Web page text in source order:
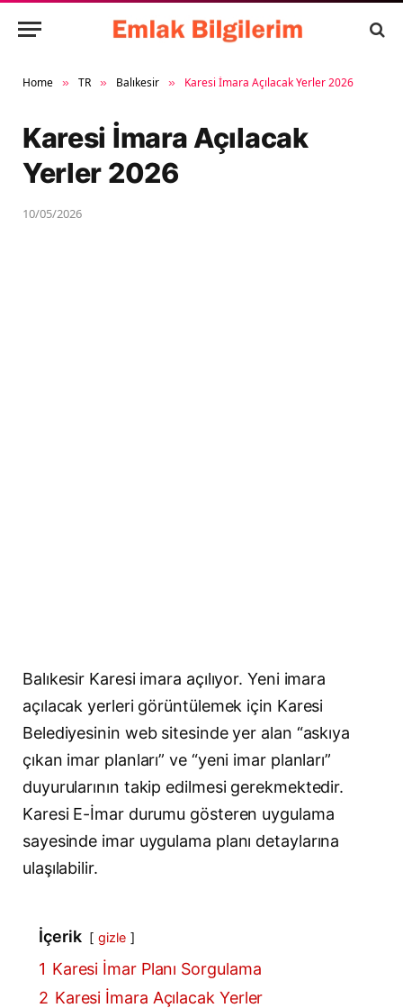
Home » TR » Balıkesir » Karesi İmara Açılacak Yerler 2026
Karesi İmara Açılacak
Yerler 2026
10/05/2026
Balıkesir Karesi imara açılıyor. Yeni imara
açılacak yerleri görüntülemek için Karesi
Belediyesinin web sitesinde yer alan “askıya
çıkan imar planları” ve “yeni imar planları”
duyurularının takip edilmesi gerekmektedir.
Karesi E-İmar durumu gösteren uygulama
sayesinde imar uygulama planı detaylarına
ulaşılabilir.
İçerik gizle
1 Karesi İmar Planı Sorgulama
2 Karesi İmara Açılacak Yerler